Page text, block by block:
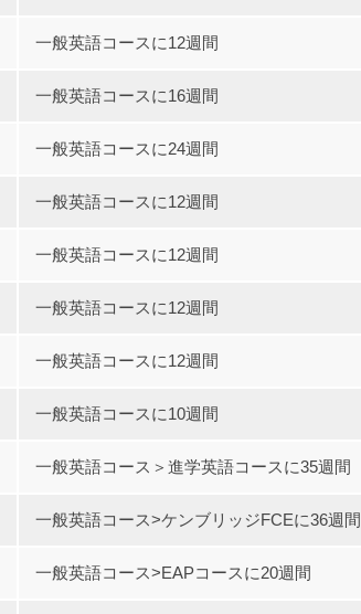
一般英語コースに12週間
一般英語コースに16週間
一般英語コースに24週間
一般英語コースに12週間
一般英語コースに12週間
一般英語コースに12週間
一般英語コースに12週間
一般英語コースに10週間
一般英語コース＞進学英語コースに35週間
一般英語コース>ケンブリッジFCEに36週間
一般英語コース>EAPコースに20週間